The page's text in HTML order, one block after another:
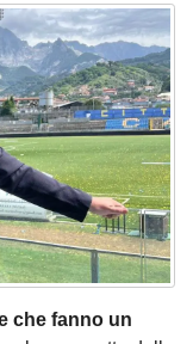
che fanno un